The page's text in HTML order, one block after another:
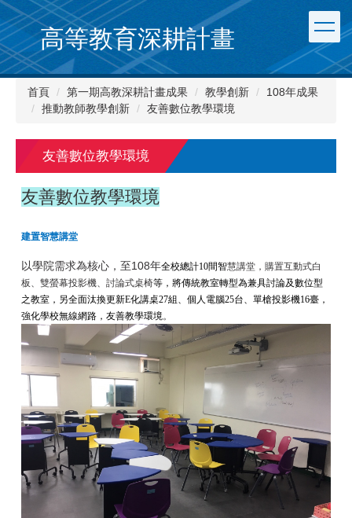
跳
到
主
要
內
高等教育深耕計畫
首頁 第一期高教深耕計畫成果 教學創新
108年成果
推動教師教學創新
友善數位教學環境
友善數位教學環境
友善數位教學環境
建置智慧講堂
以學院需求為核心，至108年全校總計10間智慧講堂，購置互動式白
板、雙螢幕投影機、討論式桌椅等，將傳統教室轉型為兼具討論及數位型
之教室，另全面汰換更新E化講桌27組、個人電腦25台、單槍投影機16臺，
強化學校無線網路，友善教學環境。